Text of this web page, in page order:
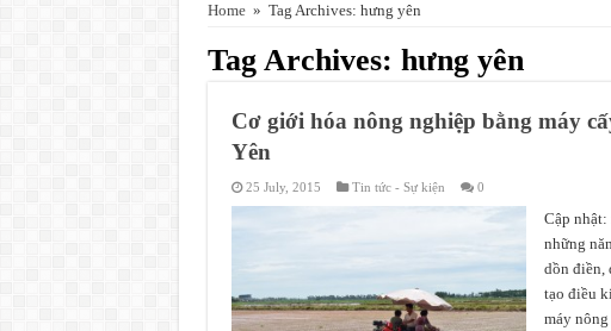
Home » Tag Archives: hưng yên
Tag Archives: hưng yên
Cơ giới hóa nông nghiệp bằng máy
Yên
25 July, 2015 Tin tức - Sự kiện 0
Cập
những
dồn điền,
tạo điều
máy